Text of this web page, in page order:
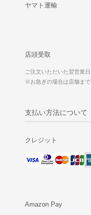
ヤマト運輸
店頭受取
ご注文いただいた翌営業
※お急ぎの場合は店舗ま
支払い方法について
クレジット
Amazon Pay